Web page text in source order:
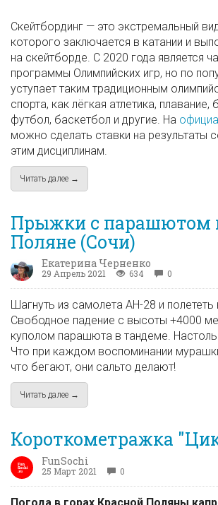
Скейтбординг — это экстремальный
которого заключается в катании и
на скейтборде. С 2020 года является
программы Олимпийских игр, но по
уступает таким традиционным
спорта, как лёгкая атлетика, плавание,
футбол, баскетбол и другие. На
можно сделать ставки на результаты
этим дисциплинам.
Читать далее →
Прыжки с парашютом
Поляне (Сочи)
Екатерина Черненко
29 Апрель 2021 634 0
Шагнуть из самолета АН-28 и
Свободное падение с высоты +4000
куполом парашюта в тандеме.
Что при каждом воспоминании
что бегают, они сальто делают!
Читать далее →
Короткометражка
FunSochi
25 Март 2021 0
Погода в горах Красной Поляны